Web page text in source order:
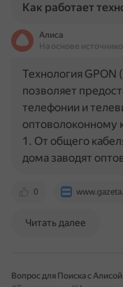
Как работает
Алиса
На основе
0
Технология
позволяет
телефонии и
оптоволоконному
1. От общего
дома заводят
Читать далее
Вопрос для Поиска с Алисой